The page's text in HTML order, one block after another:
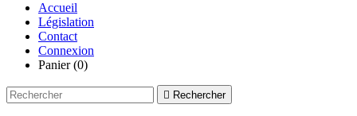
Accueil
Législation
Contact
Connexion
Panier (0)
 Rechercher